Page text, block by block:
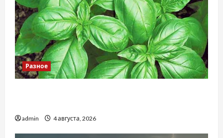
Разное
admin 4 августа, 2026